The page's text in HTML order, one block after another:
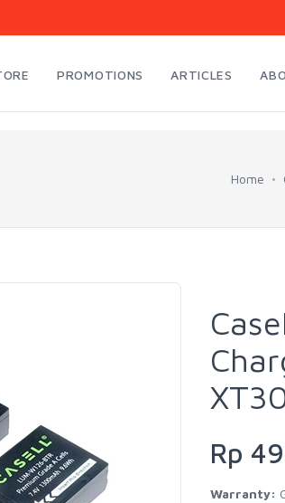
PROMOTIONS ARTICLES
Home
Rp
Warranty: